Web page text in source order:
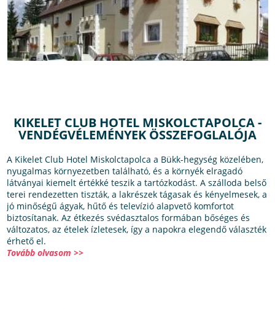
KIKELET CLUB HOTEL MISKOLCTAPOLCA -
VENDÉGVÉLEMÉNYEK ÖSSZEFOGLALÓJA
A Kikelet Club Hotel Miskolctapolca a Bükk-hegység közelében,
nyugalmas környezetben található, és a környék elragadó
látványai kiemelt értékké teszik a tartózkodást. A szálloda belső
terei rendezetten tiszták, a lakrészek tágasak és kényelmesek, a
jó minőségű ágyak, hűtő és televízió alapvető komfortot
biztosítanak. Az étkezés svédasztalos formában bőséges és
változatos, az ételek ízletesek, így a napokra elegendő választék
érhető el.
Tovább olvasom >>